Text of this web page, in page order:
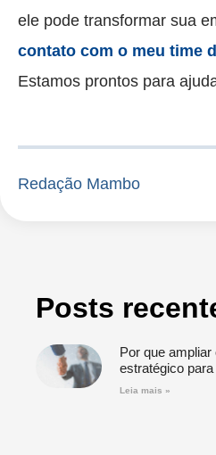
ele pode transformar sua
contato com o meu time
Estamos prontos para
Redação Mambo
Posts
Por que ampliar
estratégico
Leia mais »